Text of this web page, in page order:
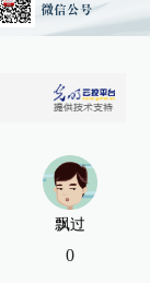
飘过
0